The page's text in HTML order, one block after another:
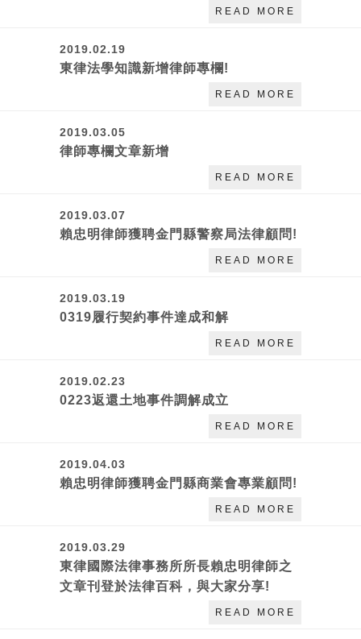
READ MORE
2019.02.19
東律法學知識新增律師專欄!
READ MORE
2019.03.05
律師專欄文章新增
READ MORE
2019.03.07
賴忠明律師獲聘金門縣警察局法律顧問!
READ MORE
2019.03.19
0319履行契約事件達成和解
READ MORE
2019.02.23
0223返還土地事件調解成立
READ MORE
2019.04.03
賴忠明律師獲聘金門縣商業會專業顧問!
READ MORE
2019.03.29
東律國際法律事務所所長賴忠明律師之
文章刊登於法律百科，與大家分享!
READ MORE